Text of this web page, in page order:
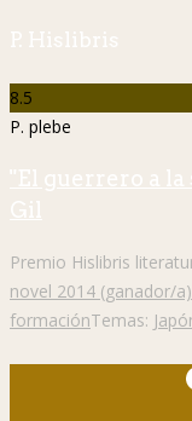
P. Hislibris
8.5
P. plebe
"El guerrero a la
Gil
Premio Hislibris
novel 2014 (ganador/a)
formaciónTemas: